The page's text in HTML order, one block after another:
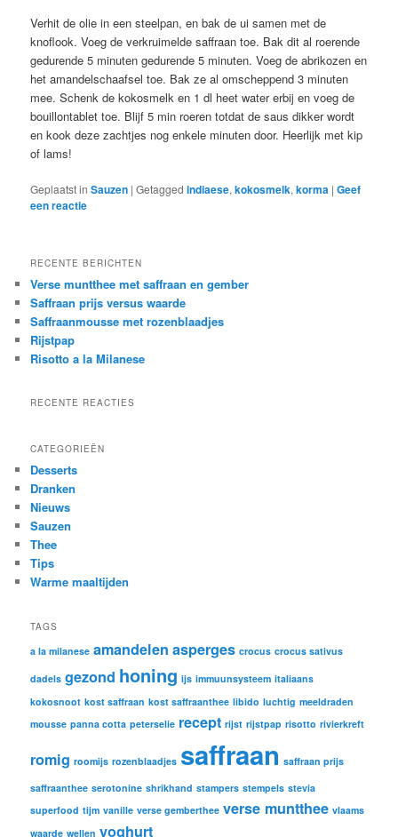
Verhit de olie in een steelpan, en bak de ui samen met de
knoflook. Voeg de verkruimelde saffraan toe. Bak dit al roerende
gedurende 5 minuten gedurende 5 minuten. Voeg de abrikozen en
het amandelschaafsel toe. Bak ze al omscheppend 3 minuten
mee. Schenk de kokosmelk en 1 dl heet water erbij en voeg de
bouillontablet toe. Blijf 5 min roeren totdat de saus dikker wordt
en kook deze zachtjes nog enkele minuten door. Heerlijk met kip
of lams!
Geplaatst in Sauzen |Getagged indiaese,kokosmelk,korma |Geef
een reactie
RECENTE BERICHTEN
Verse muntthee met saffraan en gember
Saffraan prijs versus waarde
Saffraanmousse met rozenblaadjes
Rijstpap
Risotto a la Milanese
RECENTE REACTIES
CATEGORIEËN
Desserts
Dranken
Nieuws
Sauzen
Thee
Tips
Warme maaltijden
TAGS
a la milanese amandelen asperges crocus crocus sativus
dadels gezond honing ijs immuunsysteem italiaans
kokosnoot kost saffraan kost saffraanthee libido luchtig meeldraden
mousse panna cotta peterselie recept rijst rijstpap risotto rivierkreft
romig roomijs rozenblaadjes saffraan saffraan prijs
saffraanthee serotonine shrikhand stampers stempels stevia
superfood tijm vanille verse gemberthee verse muntthee vlaams
waarde wellen yoghurt